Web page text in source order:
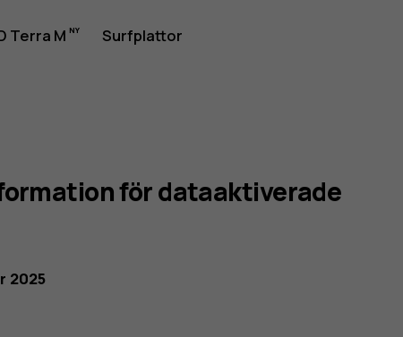
Terra M Surfplattor
för dataaktiverade
2025